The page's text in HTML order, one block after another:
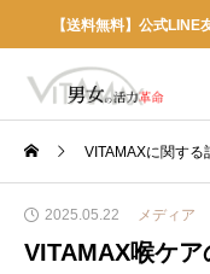
【送料無料】公式LINE
VITAMAXに関する
2025.05.22 メディア
VITAMAX喉ケ